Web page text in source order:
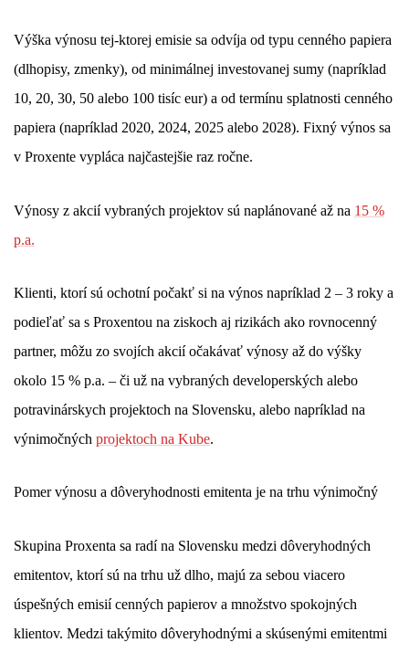
Výška výnosu tej-ktorej emisie sa odvíja od typu cenného papiera
(dlhopisy, zmenky), od minimálnej investovanej sumy (napríklad
10, 20, 30, 50 alebo 100 tisíc eur) a od termínu splatnosti cenného
papiera (napríklad 2020, 2024, 2025 alebo 2028). Fixný výnos sa
v Proxente vypláca najčastejšie raz ročne.
Výnosy z akcií vybraných projektov sú naplánované až na 15 %
p.a.
Klienti, ktorí sú ochotní počakť si na výnos napríklad 2 – 3 roky a
podieľať sa s Proxentou na ziskoch aj rizikách ako rovnocenný
partner, môžu zo svojích akcií očakávať výnosy až do výšky
okolo 15 % p.a. – či už na vybraných developerských alebo
potravinárskych projektoch na Slovensku, alebo napríklad na
výnimočných projektoch na Kube.
Pomer výnosu a dôveryhodnosti emitenta je na trhu výnimočný
Skupina Proxenta sa radí na Slovensku medzi dôveryhodných
emitentov, ktorí sú na trhu už dlho, majú za sebou viacero
úspešných emisií cenných papierov a množstvo spokojných
klientov. Medzi takýmito dôveryhodnými a skúsenými emitentmi